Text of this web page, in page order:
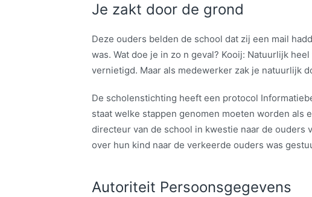
Je zakt door de grond
Deze ouders belden de school dat zij een mail
was. Wat doe je in zo n geval? Kooij: Natuurlijk
vernietigd. Maar als medewerker zak je natuurlijk
De scholenstichting heeft een protocol
staat welke stappen genomen moeten worden als
directeur van de school in kwestie naar de ouders
over hun kind naar de verkeerde ouders was
Autoriteit Persoonsgegevens